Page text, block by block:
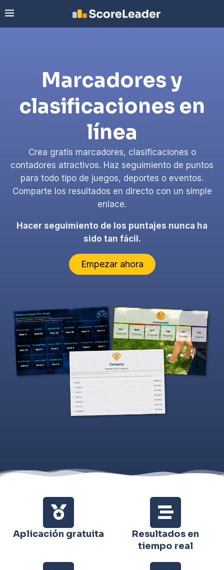
Marcadores y
clasificaciones en
línea
Crea gratis marcadores, clasificaciones o
contadores atractivos. Haz seguimiento de puntos
para todo tipo de juegos, deportes o eventos.
Comparte los resultados en directo con un simple
enlace.
Hacer seguimiento de los puntajes nunca ha
sido tan fácil.
Empezar ahora
Aplicación gratuita
Resultados en
tiempo real